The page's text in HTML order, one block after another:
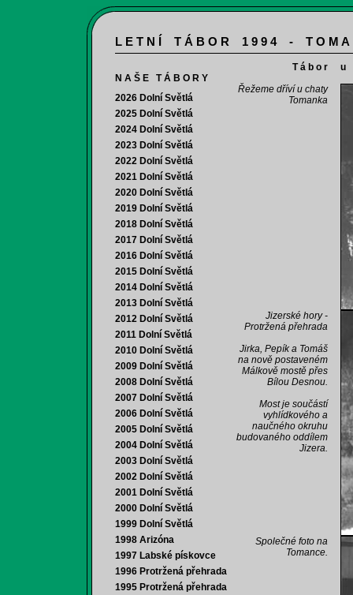
L E T N Í T Á B O R 1 9 9 4 - T O M
N A Š E T Á B O R Y
2026 Dolní Světlá
2025 Dolní Světlá
2024 Dolní Světlá
2023 Dolní Světlá
2022 Dolní Světlá
2021 Dolní Světlá
2020 Dolní Světlá
2019 Dolní Světlá
2018 Dolní Světlá
2017 Dolní Světlá
2016 Dolní Světlá
2015 Dolní Světlá
2014 Dolní Světlá
2013 Dolní Světlá
2012 Dolní Světlá
2011 Dolní Světlá
2010 Dolní Světlá
2009 Dolní Světlá
2008 Dolní Světlá
2007 Dolní Světlá
2006 Dolní Světlá
2005 Dolní Světlá
2004 Dolní Světlá
2003 Dolní Světlá
2002 Dolní Světlá
2001 Dolní Světlá
2000 Dolní Světlá
1999 Dolní Světlá
1998 Arizóna
1997 Labské pískovce
1996 Protržená přehrada
1995 Protržená přehrada
T á b o r
u
Řežeme dříví u chaty
Tomanka
Jizerské hory -
Protržená přehrada
Jirka, Pepík a Tomáš
na nově postaveném
Málkově mostě přes
Bílou Desnou.
Most je součástí
vyhlídkového a
naučného okruhu
budovaného oddílem
Jizera.
Společné foto na
Tomance.